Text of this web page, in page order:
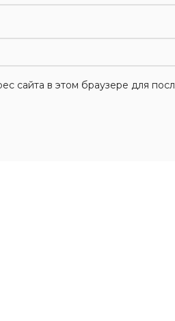
сайта в этом браузере для